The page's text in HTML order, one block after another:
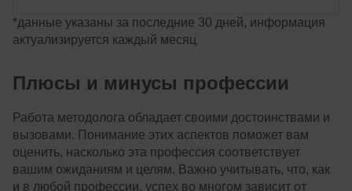
*данные указаны за последние 30 дней, информация
актуализируется каждый месяц
Плюсы и минусы профессии
Работа методолога обладает своими достоинствами и
вызовами. Понимание этих аспектов поможет вам
оценить, насколько эта профессия соответствует
вашим ожиданиям и целям. Важно учитывать, что, как
и в любой профессии, успех во многом зависит от